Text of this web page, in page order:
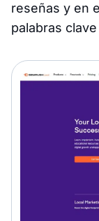
reseñas y en
palabras